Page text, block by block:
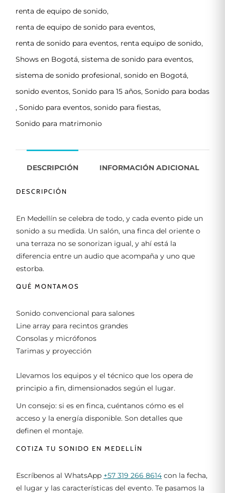
renta de equipo de sonido,
renta de equipo de sonido para eventos,
renta de sonido para eventos, renta equipo de sonido,
Shows en Bogotá, sistema de sonido para eventos,
sistema de sonido profesional, sonido en Bogotá,
sonido eventos, Sonido para 15 años, Sonido para bodas
, Sonido para eventos, sonido para fiestas,
Sonido para matrimonio
DESCRIPCIÓN INFORMACIÓN ADICIONAL
DESCRIPCIÓN
En Medellín se celebra de todo, y cada evento pide un
sonido a su medida. Un salón, una finca del oriente o
una terraza no se sonorizan igual, y ahí está la
diferencia entre un audio que acompaña y uno que
estorba.
QUÉ MONTAMOS
Sonido convencional para salones
Line array para recintos grandes
Consolas y micrófonos
Tarimas y proyección
Llevamos los equipos y el técnico que los opera de
principio a fin, dimensionados según el lugar.
Un consejo: si es en finca, cuéntanos cómo es el
acceso y la energía disponible. Son detalles que
definen el montaje.
COTIZA TU SONIDO EN MEDELLÍN
Escríbenos al WhatsApp +57 319 266 8614 con la fecha,
el lugar y las características del evento. Te pasamos la